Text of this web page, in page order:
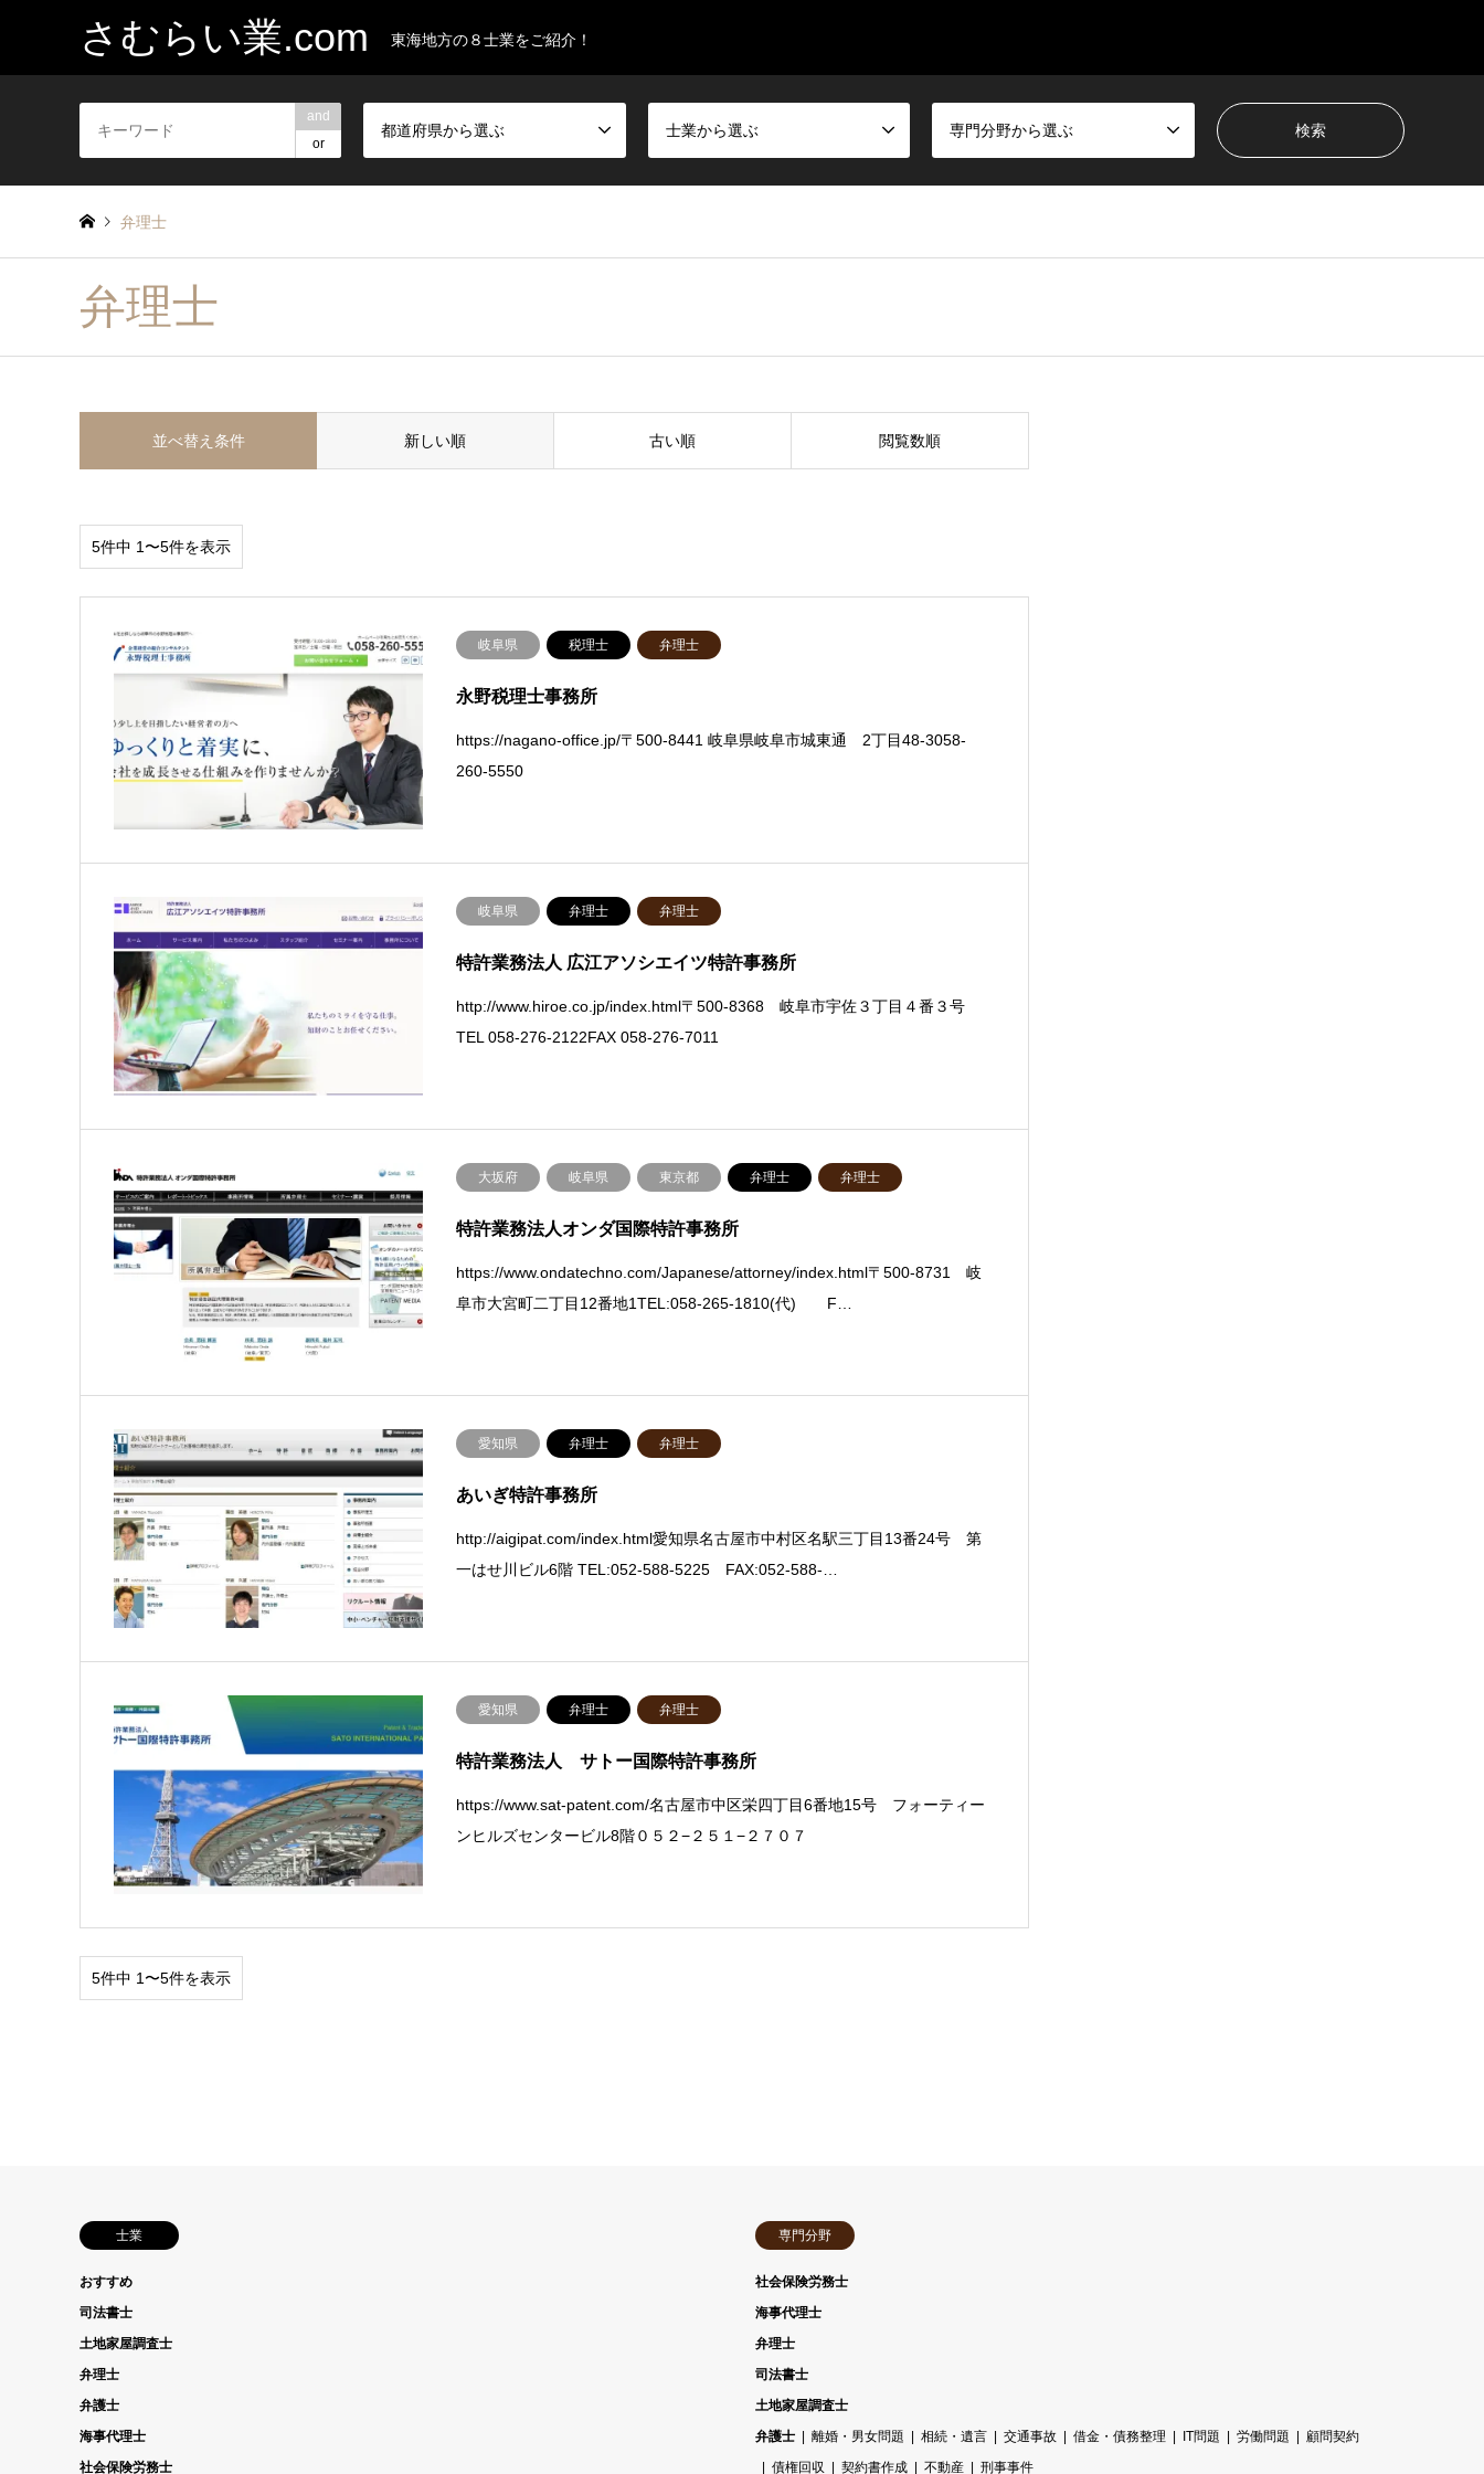
さむらい業.com 東海地方の８士業をご紹介！
and
or
都道府県から選ぶ 士業から選ぶ 専門分野から選ぶ
弁理士
弁理士
並べ替え条件 新しい順 古い順 閲覧数順
5件中 1〜5件を表示
岐阜県 税理士 弁理士
永野税理士事務所
https://nagano-office.jp/〒500-8441 岐阜県岐阜市城東通 2丁目48-3058-
260-5550
岐阜県 弁理士 弁理士
特許業務法人 広江アソシエイツ特許事務所
http://www.hiroe.co.jp/index.html〒500-8368 岐阜市宇佐３丁目４番３号
TEL 058-276-2122FAX 058-276-7011
大坂府 岐阜県 東京都 弁理士 弁理士
特許業務法人オンダ国際特許事務所
https://www.ondatechno.com/Japanese/attorney/index.html〒500-8731 岐
阜市大宮町二丁目12番地1TEL:058-265-1810(代) F…
愛知県 弁理士 弁理士
あいぎ特許事務所
http://aigipat.com/index.html愛知県名古屋市中村区名駅三丁目13番24号 第
一はせ川ビル6階 TEL:052-588-5225 FAX:052-588-…
愛知県 弁理士 弁理士
特許業務法人 サトー国際特許事務所
https://www.sat-patent.com/名古屋市中区栄四丁目6番地15号 フォーティー
ンヒルズセンタービル8階０５２−２５１−２７０７
5件中 1〜5件を表示
士業
おすすめ
司法書士
土地家屋調査士
弁理士
弁護士
海事代理士
社会保険労務士
専門分野
社会保険労務士
海事代理士
弁理士
司法書士
土地家屋調査士
弁護士
離婚・男女問題 相続・遺言 交通事故 借金・債務整理 IT問題 労働問題
顧問契約
債権回収
契約書作成 不動産 刑事事件